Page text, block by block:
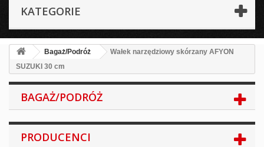
KATEGORIE
Bagaż/Podróż
Wałek narzędziowy skórzany AFYON
SUZUKI 30 cm
BAGAŻ/PODRÓŻ
PRODUCENCI